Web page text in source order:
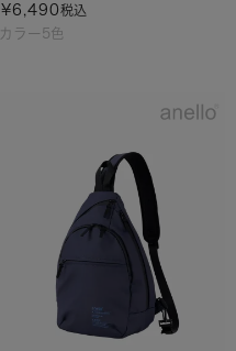
カラー5色
¥6,490税込